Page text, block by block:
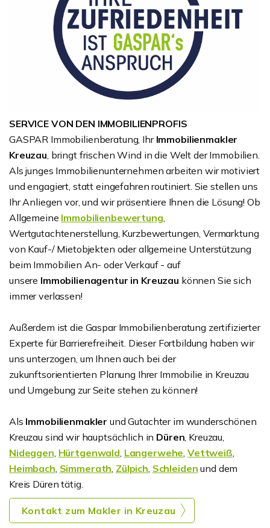
SERVICE VON DEN IMMOBILIENPROFIS
GASPAR Immobilienberatung, Ihr Immobilienmakler
Kreuzau , bringt frischen Wind in die Welt der Immobilien.
Als junges Immobilienunternehmen arbeiten wir motiviert
und engagiert, statt eingefahren routiniert. Sie stellen uns
Ihr Anliegen vor, und wir präsentiere Ihnen die Lösung! Ob
Allgemeine Immobilienbewertung
Wertgutachtenerstellung, Kurzbewertungen, Vermarktung
von Kauf-/ Mietobjekten oder allgemeine Unterstützung
beim Immobilien An- oder Verkauf - auf
unsere Immobilienagentur in Kreuzau können Sie sich
immer verlassen!
Außerdem ist die Gaspar Immobilienberatung zertifizierter
Experte für Barrierefreiheit. Dieser Fortbildung haben wir
uns unterzogen, um Ihnen auch bei der
zukunftsorientierten Planung Ihrer Immobilie in Kreuzau
und Umgebung zur Seite stehen zu können!
Als Immobilienmakler und Gutachter im wunderschönen
Kreuzau sind wir hauptsächlich in Düren , Kreuzau,
Nideggen Hürtgenwald Langerwehe Vettweiß
Heimbach Simmerath Zülpich Schleiden und dem
Kreis Düren tätig.
Kontakt zum Makler in Kreuzau